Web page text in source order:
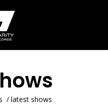
/ latest shows